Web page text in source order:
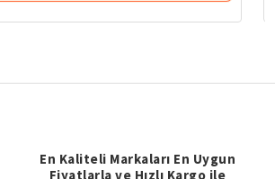
En Kaliteli Markaları En Uygun
Fiyatlarla ve Hızlı Kargo ile